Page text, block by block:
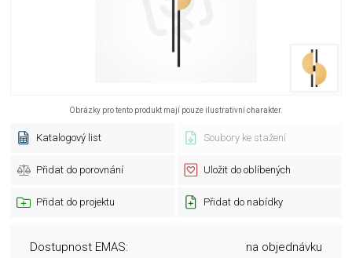
Obrázky pro tento produkt mají pouze ilustrativní charakter.
Katalogový list Soubory ke stažení
Přidat do porovnání Uložit do oblíbených
Přidat do projektu Přidat do nabídky
Dostupnost EMAS: na objednávku